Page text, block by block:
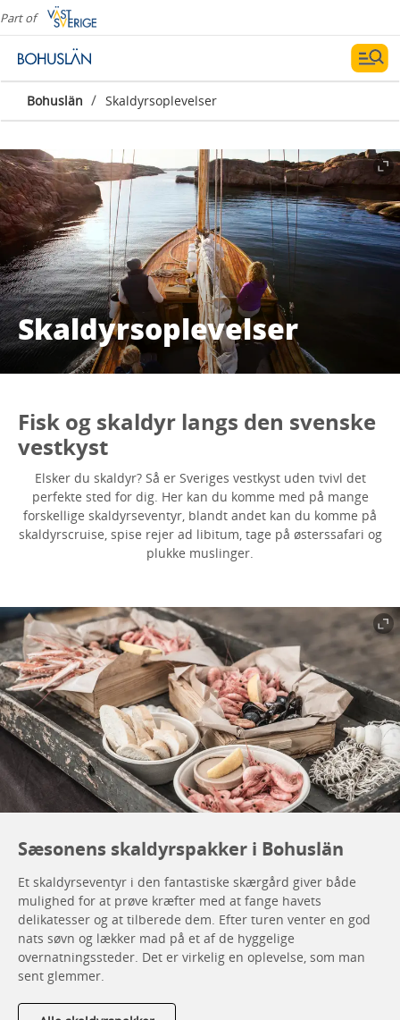
Part of
Bohuslän / Skaldyrsoplevelser
Skaldyrsoplevelser
Fisk og skaldyr langs den svenske
vestkyst
Elsker du skaldyr? Så er Sveriges vestkyst uden tvivl det
perfekte sted for dig. Her kan du komme med på mange
forskellige skaldyrseventyr, blandt andet kan du komme på
skaldyrscruise, spise rejer ad libitum, tage på østerssafari og
plukke muslinger.
Sæsonens skaldyrspakker i Bohuslän
Et skaldyrseventyr i den fantastiske skærgård giver både
mulighed for at prøve kræfter med at fange havets
delikatesser og at tilberede dem. Efter turen venter en god
nats søvn og lækker mad på et af de hyggelige
overnatningssteder. Det er virkelig en oplevelse, som man
sent glemmer.